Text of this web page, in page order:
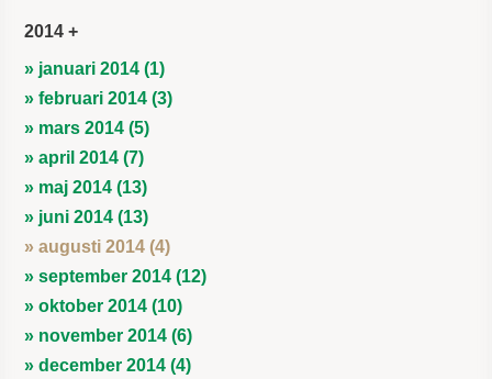
2014
» januari 2014 (1)
» februari 2014 (3)
» mars 2014 (5)
» april 2014 (7)
» maj 2014 (13)
» juni 2014 (13)
» augusti 2014 (4)
» september 2014 (12)
» oktober 2014 (10)
» november 2014 (6)
» december 2014 (4)